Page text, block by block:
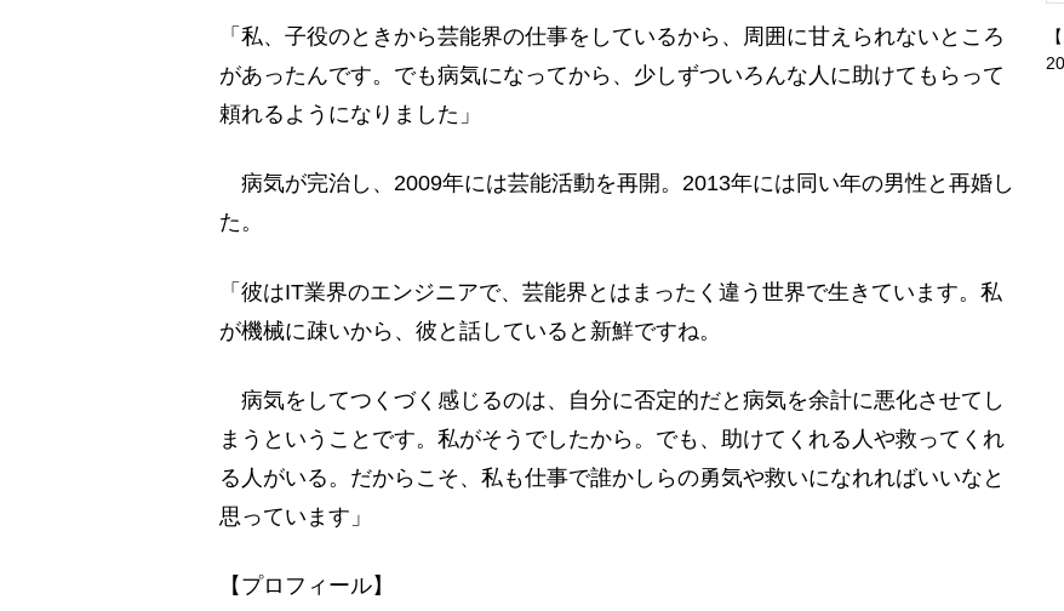
「私、子役のときから芸能界の仕事をしているから、周囲に甘えられないところ
があったんです。でも病気になってから、少しずついろんな人に助けてもらって
頼れるようになりました」
病気が完治し、2009年には芸能活動を再開。2013年には同い年の男性と再婚し
た。
「彼はIT業界のエンジニアで、芸能界とはまったく違う世界で生きています。私
が機械に疎いから、彼と話していると新鮮ですね。
病気をしてつくづく感じるのは、自分に否定的だと病気を余計に悪化させてし
まうということです。私がそうでしたから。でも、助けてくれる人や救ってくれ
る人がいる。だからこそ、私も仕事で誰かしらの勇気や救いになれればいいなと
思っています」
【プロフィール】